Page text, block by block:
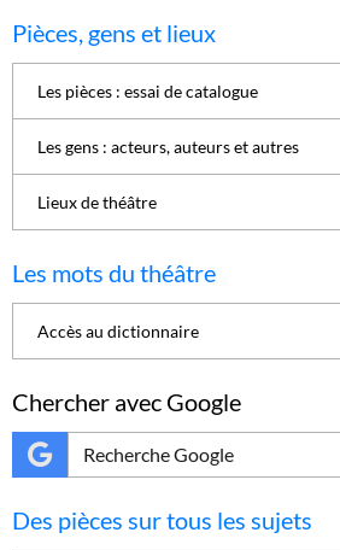
Pièces, gens et lieux
Les pièces : essai de catalogue
Les gens : acteurs, auteurs et autres
Lieux de théâtre
Les mots du théâtre
Accès au dictionnaire
Chercher avec Google
Des pièces sur tous les sujets